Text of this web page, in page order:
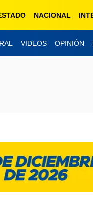
NACIONAL
VIDEOS OPINIÓN